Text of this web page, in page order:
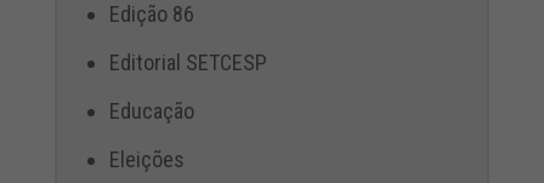
Edição 86
Editorial SETCESP
Educação
Eleições